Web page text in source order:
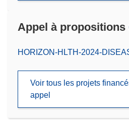
Appel à propositions
(s’ouvre
nouvelle
fenêtre)
HORIZON-HLTH-2024-
Voir tous les projets
appel